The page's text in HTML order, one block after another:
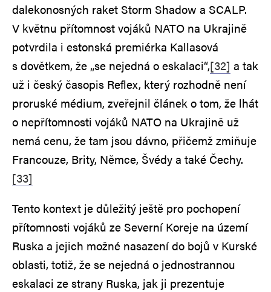
dalekonosných raket Storm Shadow a SCALP.
V květnu přítomnost vojáků NATO na Ukrajině
potvrdila i estonská premiérka Kallasová
s dovětkem, že „se nejedná o eskalaci“,[32] a tak
už i český časopis Reflex, který rozhodně není
proruské médium, zveřejnil článek o tom, že lhát
o nepřítomnosti vojáků NATO na Ukrajině už
nemá cenu, že tam jsou dávno, přičemž zmiňuje
Francouze, Brity, Němce, Švédy a také Čechy.
[33]
Tento kontext je důležitý ještě pro pochopení
přítomnosti vojáků ze Severní Koreje na území
Ruska a jejich možné nasazení do bojů v Kurské
oblasti, totiž, že se nejedná o jednostrannou
eskalaci ze strany Ruska, jak ji prezentuje